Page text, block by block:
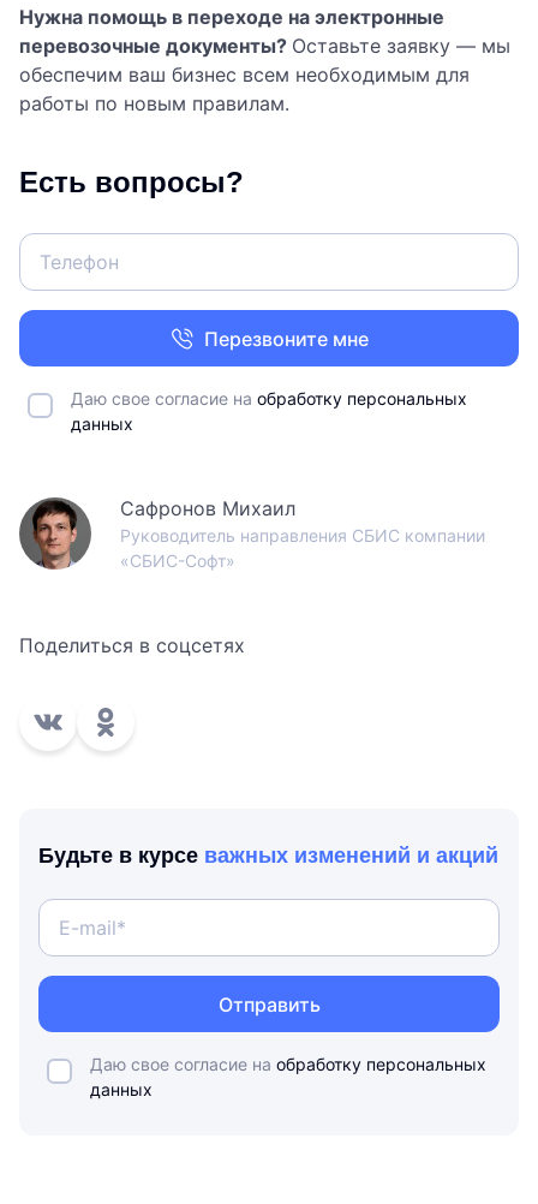
Нужна помощь в переходе на электронные
перевозочные документы? Оставьте заявку — мы
обеспечим ваш бизнес всем необходимым для
работы по новым правилам.
Есть вопросы?
Перезвоните мне
Даю свое согласие на обработку персональных
данных
Сафронов Михаил
Руководитель направления СБИС компании
«СБИС-Софт»
Поделиться в соцсетях
Будьте в курсе важных изменений и акций
Отправить
Даю свое согласие на обработку персональных
данных